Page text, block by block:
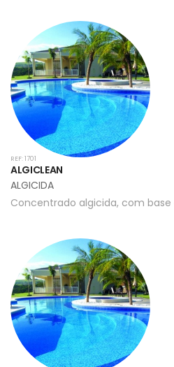
REF: 1701
ALGICLEAN
ALGICIDA
Concentrado algicida, com